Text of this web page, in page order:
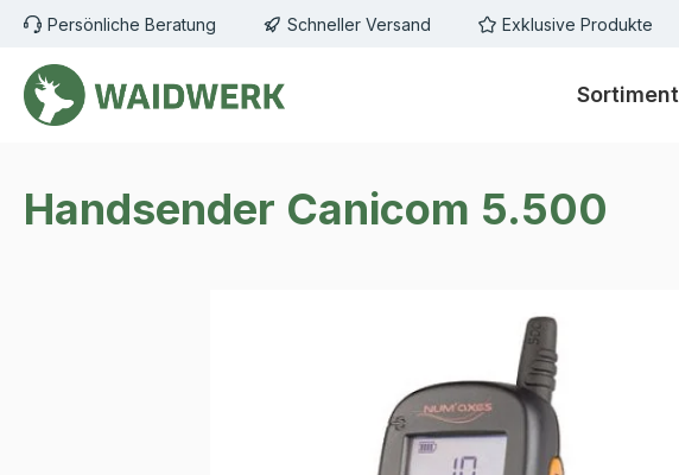
Hauptinhalt springen
Zur Suche springen
Zur Hauptnavigation springen
Persönliche Beratung Schneller Versand Exklusive Produkte
Sortiment
Handsender Canicom 5.500